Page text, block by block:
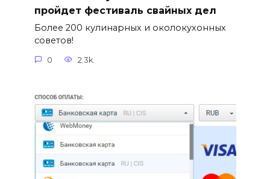
пройдет фестиваль свайных дел
Более 200 кулинарных и околокухонных
советов!
0 2.3k.